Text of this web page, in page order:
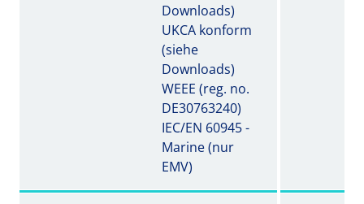
Downloads)
UKCA konform
(siehe
Downloads)
WEEE (reg. no.
DE30763240)
IEC/EN 60945 -
Marine (nur
EMV)